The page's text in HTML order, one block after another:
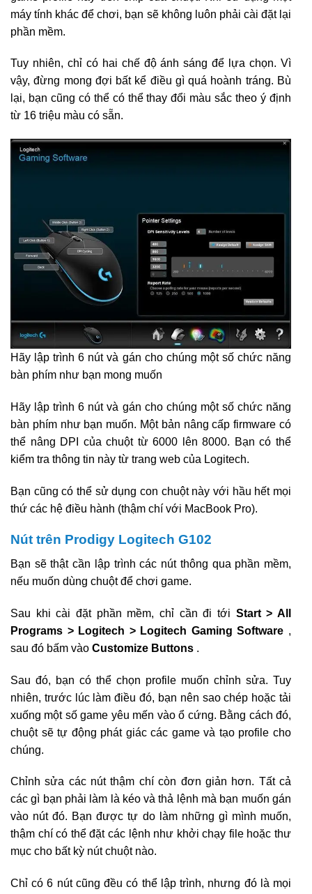
máy tính khác để chơi, bạn sẽ không luôn phải cài đặt lại
phần mềm.
Tuy nhiên, chỉ có hai chế độ ánh sáng để lựa chọn. Vì
vậy, đừng mong đợi bất kể điều gì quá hoành tráng. Bù
lại, bạn cũng có thể có thể thay đổi màu sắc theo ý định
từ 16 triệu màu có sẵn.
Hãy lập trình 6 nút và gán cho chúng một số chức năng
bàn phím như bạn mong muốn
Hãy lập trình 6 nút và gán cho chúng một số chức năng
bàn phím như bạn muốn. Một bản nâng cấp firmware có
thể nâng DPI của chuột từ 6000 lên 8000. Bạn có thể
kiểm tra thông tin này từ trang web của Logitech.
Bạn cũng có thể sử dụng con chuột này với hầu hết mọi
thứ các hệ điều hành (thậm chí với MacBook Pro).
Nút trên Prodigy Logitech G102
Bạn sẽ thật cần lập trình các nút thông qua phần mềm,
nếu muốn dùng chuột để chơi game.
Sau khi cài đặt phần mềm, chỉ cần đi tới Start > All
Programs > Logitech > Logitech Gaming Software ,
sau đó bấm vào Customize Buttons .
Sau đó, bạn có thể chọn profile muốn chỉnh sửa. Tuy
nhiên, trước lúc làm điều đó, bạn nên sao chép hoặc tải
xuống một số game yêu mến vào ổ cứng. Bằng cách đó,
chuột sẽ tự động phát giác các game và tạo profile cho
chúng.
Chỉnh sửa các nút thậm chí còn đơn giản hơn. Tất cả
các gì bạn phải làm là kéo và thả lệnh mà bạn muốn gán
vào nút đó. Bạn được tự do làm những gì mình muốn,
thậm chí có thể đặt các lệnh như khởi chạy file hoặc thư
mục cho bất kỳ nút chuột nào.
Chỉ có 6 nút cũng đều có thể lập trình, nhưng đó là mọi